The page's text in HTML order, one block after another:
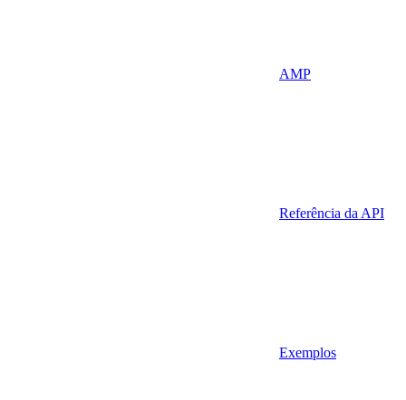
AMP
Referência da API
Exemplos